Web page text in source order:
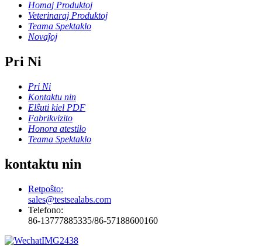
Homaj Produktoj
Veterinaraj Produktoj
Teama Spektaklo
Novaĵoj
Pri Ni
Pri Ni
Kontaktu nin
Elŝuti kiel PDF
Fabrikvizito
Honora atestilo
Teama Spektaklo
kontaktu nin
Retpoŝto:
sales@testsealabs.com
Telefono:
86-13777885335/86-57188600160